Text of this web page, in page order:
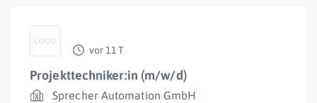
vor 11 T
Projekttechniker:in (m/w/d)
Sprecher Automation GmbH